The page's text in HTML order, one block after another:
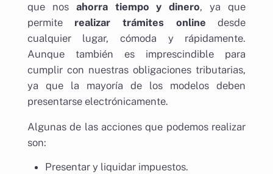
que nos ahorra tiempo y dinero, ya que
permite realizar trámites online desde
cualquier lugar, cómoda y rápidamente.
Aunque también es imprescindible para
cumplir con nuestras obligaciones tributarias,
ya que la mayoría de los modelos deben
presentarse electrónicamente.
Algunas de las acciones que podemos realizar
son:
Presentar y liquidar impuestos.